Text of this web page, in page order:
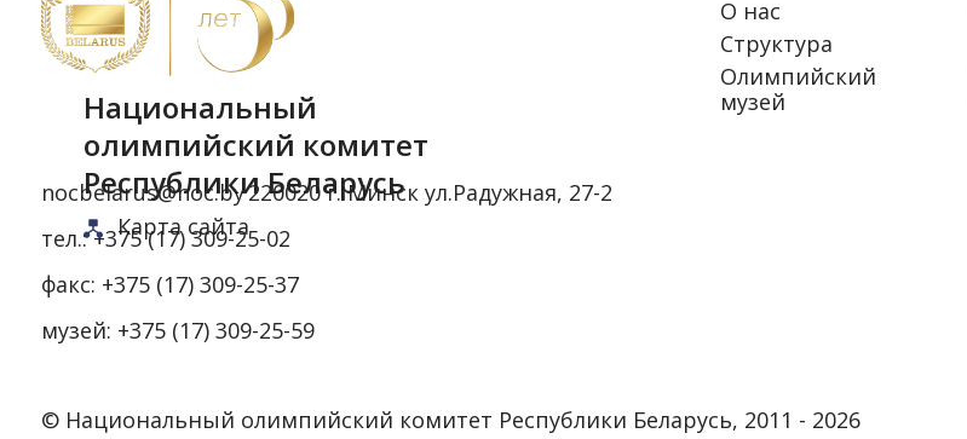
Национальный
олимпийский комитет
Республики Беларусь
Карта сайта
О нас
Структура
Олимпийский
музей
nocbelarus@noc.by220020 г. Минск ул.Радужная, 27-2
тел.:+375 (17) 309-25-02
факс: +375 (17) 309-25-37
музей: +375 (17) 309-25-59
© Национальный олимпийский комитет Республики Беларусь, 2011 - 2026